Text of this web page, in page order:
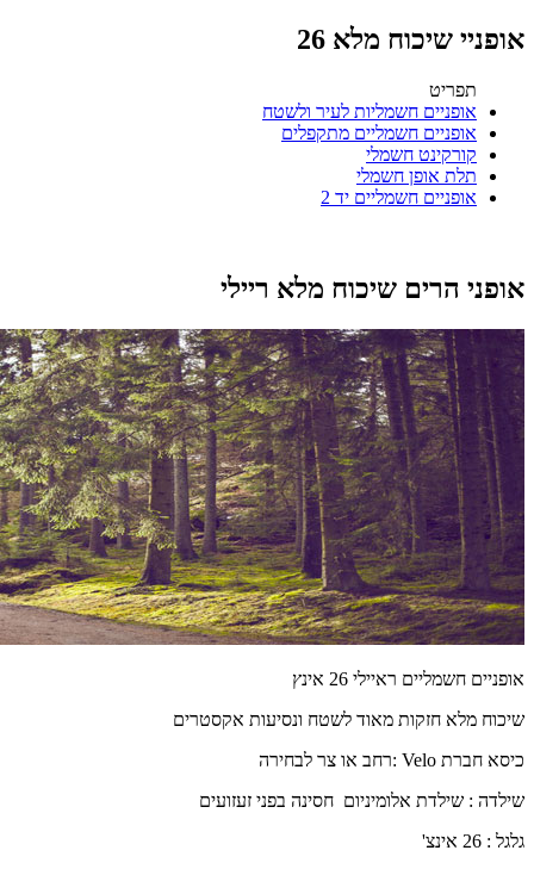
אופניי שיכוח מלא 26
תפריט
אופניים חשמליות לעיר ולשטח
אופניים חשמליים מתקפלים
קורקינט חשמלי
תלת אופן חשמלי
אופניים חשמליים יד 2
אופני הרים שיכוח מלא ריילי
אופניים חשמליים ראיילי 26 אינץ
שיכוח מלא חזקות מאוד לשטח ונסיעות אקסטרים
כיסא חברת : Veloרחב או צר לבחירה
שילדה : שילדת אלומיניום חסינה בפני זעזועים
גלגל : 26 אינצ
'